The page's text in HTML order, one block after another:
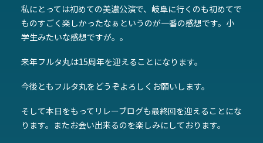
私にとっては初めての美濃公演で、岐阜に行くのも初めてで
ものすごく楽しかったなぁというのが一番の感想です。小
学生みたいな感想ですが。。
来年フルタ丸は15周年を迎えることになります。
今後ともフルタ丸をどうぞよろしくお願いします。
そして本日をもってリレーブログも最終回を迎えることにな
ります。またお会い出来るのを楽しみにしております。